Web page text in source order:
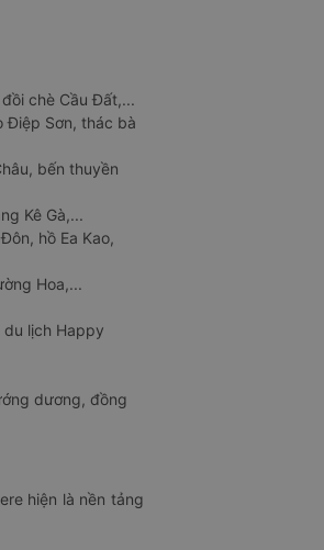
chè Cầu Đất,...
Điệp Sơn, thác bà
bến thuyền
Kê Gà,...
hồ Ea Kao,
Hoa,...
du lịch Happy
dương, đồng
hiện là nền tảng